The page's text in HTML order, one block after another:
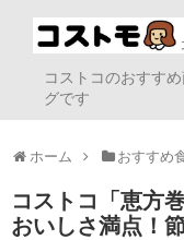
コストコのおすす
グです
ホーム おすすめ
コストコ「恵方
おいしさ満点！